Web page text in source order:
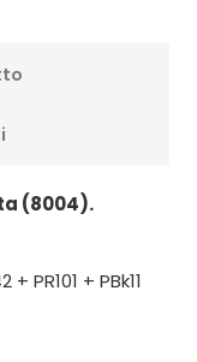
(8004).
PR101 + PBk11